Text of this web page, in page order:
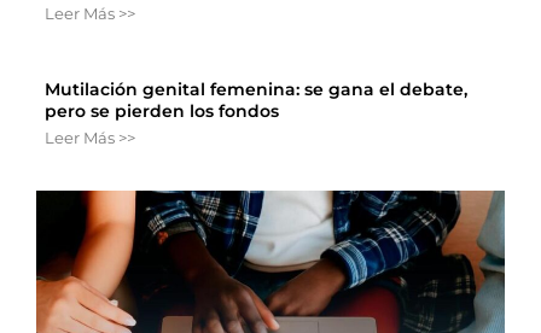
Leer Más >>
Mutilación genital femenina: se gana el debate,
pero se pierden los fondos
Leer Más >>